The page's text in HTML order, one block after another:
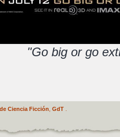
"Go big or go
Ciencia Ficción GdT.